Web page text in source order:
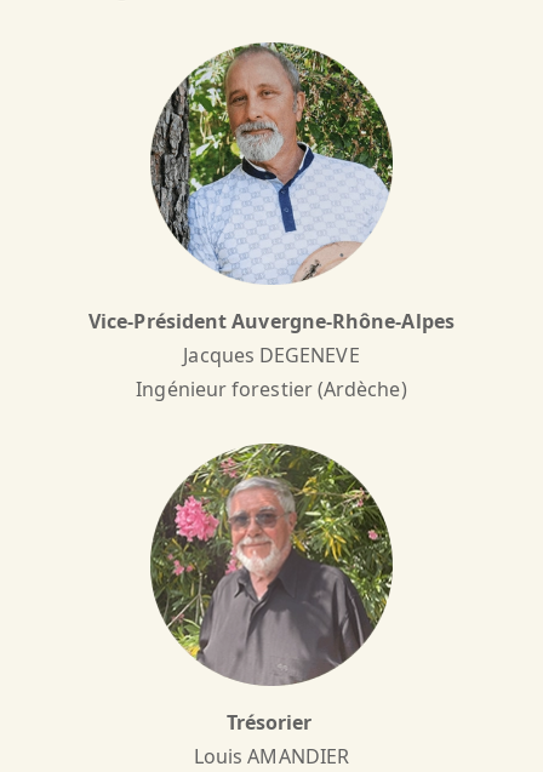
Vice-Président Auvergne-Rhône-Alpes
Jacques DEGENEVE
Ingénieur forestier (Ardèche)
Trésorier
Louis AMANDIER